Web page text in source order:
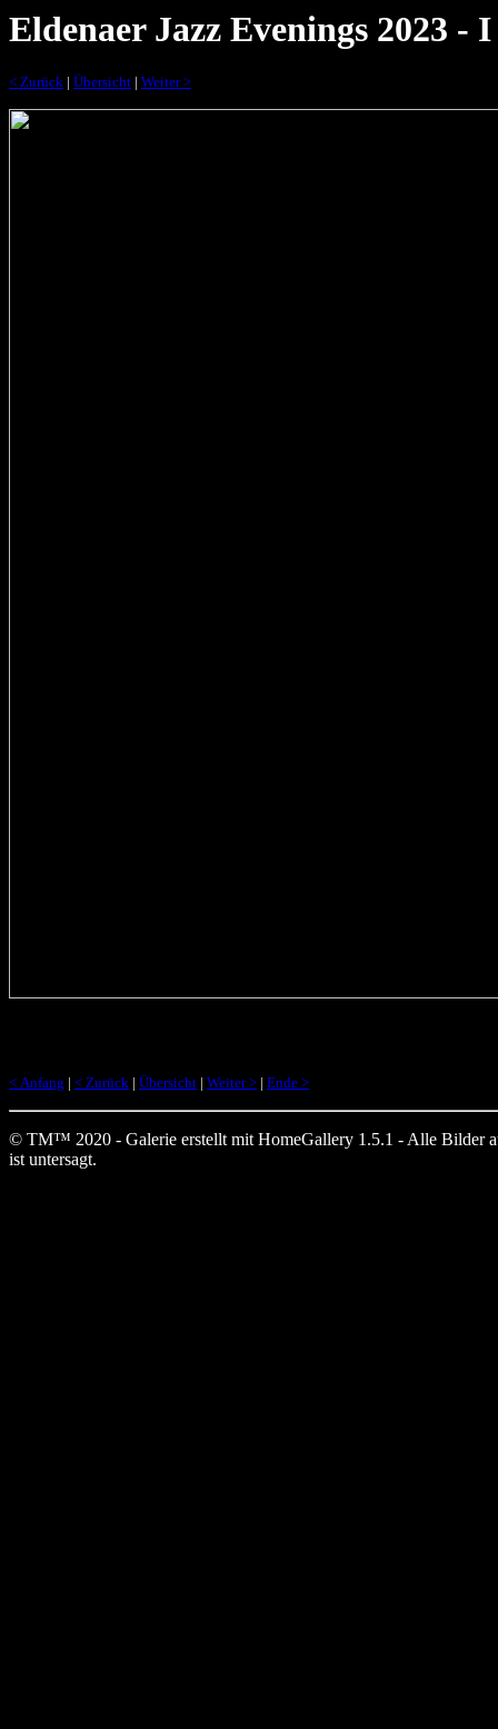
Eldenaer Jazz Evenings 2023 - I
< Zurück | Übersicht | Weiter >
< Anfang | < Zurück | Übersicht | Weiter > | Ende >
© TM™ 2020 - Galerie erstellt mit HomeGallery 1.5.1 - Alle Bilder
ist untersagt.